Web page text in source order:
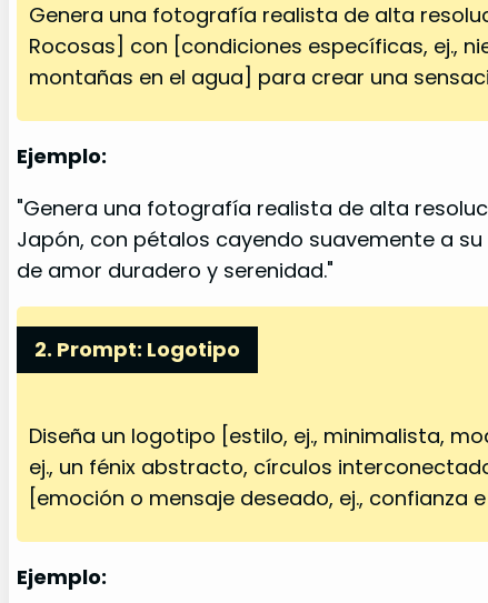
Genera una fotografía realista de alta
Rocosas] con [condiciones específicas, ej.,
montañas en el agua] para crear una
Ejemplo:
"Genera una fotografía realista de alta
Japón, con pétalos cayendo suavemente a
de amor duradero y serenidad."
2. Prompt: Logotipo
Diseña un logotipo [estilo, ej., minimalista,
ej., un fénix abstracto, círculos
[emoción o mensaje deseado, ej., confianza
Ejemplo: